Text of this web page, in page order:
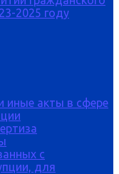
2025 году
иные акты в сфере
с
для